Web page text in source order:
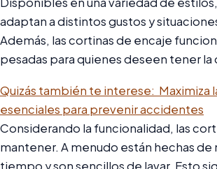
adaptan a distintos gustos y
Además, las cortinas de encaje
pesadas para quienes deseen tener
Quizás también te interese: Maximiza
esenciales para prevenir accidentes
Considerando la funcionalidad, las
mantener. A menudo están hechas
tiempo y son sencillos de lavar. Esto